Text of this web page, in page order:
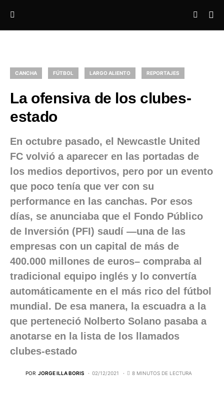
CANCHA FÚTBOL LARGO ALIENTO REPORTAJES
La ofensiva de los clubes-
estado
En octubre pasado, el Newcastle United
FC volvió a aparecer en las portadas de
los medios deportivos, pero por un evento
que poco tenía que ver con su
performance en las canchas. Por esos
días, se anunciaba que el Fondo Público
de Inversión (PFI) saudí —una de las
empresas con un capital de más de
400.000 millones de euros– compraba al
tradicional equipo inglés y lo convertía
automáticamente en el más rico del fútbol
mundial. De esa manera, la escuadra a la
que perteneció Nolberto Solano pasaba a
anotarse en la lista de los llamados
clubes-estado
POR JORGE ILLA BORIS 02/12/2021 8 MINUTOS DE LECTURA